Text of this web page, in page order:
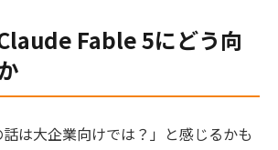
Fable 5にどう向
話は大企業向けでは？」と感じるかも